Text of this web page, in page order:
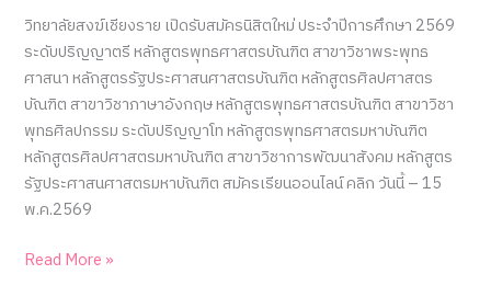
วิทยาลัยสงฆ์เชียงราย เปิดรับสมัครนิสิตใหม่ ประจำปีการศึกษา 2569
ระดับปริญญาตรี หลักสูตรพุทธศาสตรบัณฑิต สาขาวิชาพระพุทธ
ศาสนา หลักสูตรรัฐประศาสนศาสตรบัณฑิต หลักสูตรศิลปศาสตร
บัณฑิต สาขาวิชาภาษาอังกฤษ หลักสูตรพุทธศาสตรบัณฑิต สาขาวิชา
พุทธศิลปกรรม ระดับปริญญาโท หลักสูตรพุทธศาสตรมหาบัณฑิต
หลักสูตรศิลปศาสตรมหาบัณฑิต สาขาวิชาการพัฒนาสังคม หลักสูตร
รัฐประศาสนศาสตรมหาบัณฑิต สมัครเรียนออนไลน์ คลิก วันนี้ – 15
พ.ค.2569
วิทยาลัย
Read More »